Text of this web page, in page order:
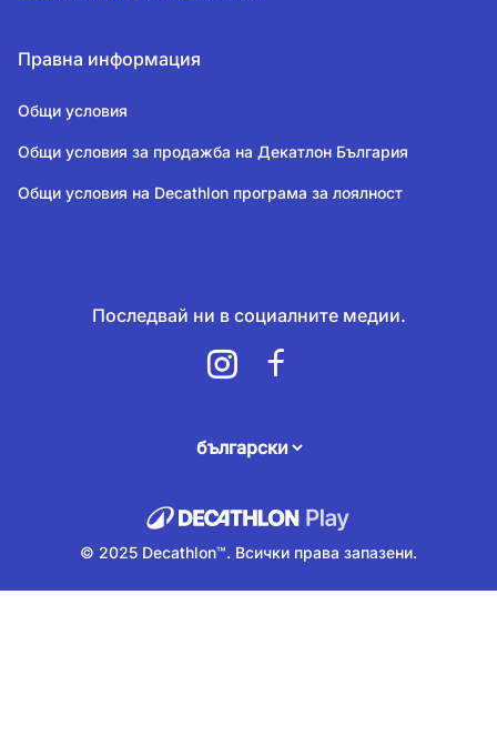
Правна информация
Общи условия
Общи условия за продажба на Декатлон България
Общи условия на Decathlon програма за лоялност
Последвай ни в социалните медии.
attendee.footer.language.label
© 2025 Decathlon™. Всички права запазени.